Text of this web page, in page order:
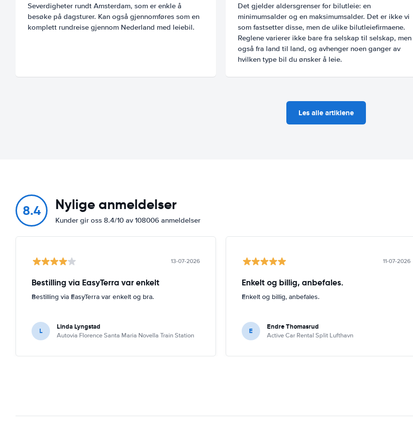
Severdigheter rundt Amsterdam, som er enkle å
besøke på dagsturer. Kan også gjennomføres som en
komplett rundreise gjennom Nederland med leiebil.
Det gjelder aldersgrenser for bilutleie: en
minimumsalder og en maksimumsalder. Det er ikke vi
som fastsetter disse, men de ulike bilutleiefirmaene.
Reglene varierer ikke bare fra selskap til selskap, men
også fra land til land, og avhenger noen ganger av
hvilken type bil du ønsker å leie.
Les alle artiklene
8.4 Nylige anmeldelser
Kunder gir oss 8.4/10 av 108006 anmeldelser
13-07-2026
Bestilling via EasyTerra var enkelt
Bestilling via EasyTerra var enkelt og bra.
L Linda Lyngstad
Autovia Florence Santa Maria Novella Train Station
11-07-2026
Enkelt og billig, anbefales.
Enkelt og billig, anbefales.
E Endre Thomasrud
Active Car Rental Split Lufthavn